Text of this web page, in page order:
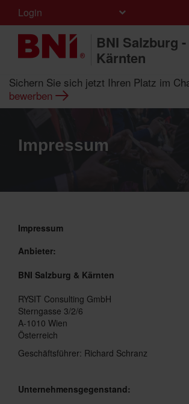
Login
BNI Salzburg -
Kärnten
Sichern Sie sich jetzt Ihren Platz im
bewerben
Impressum
Impressum
Anbieter:
BNI Salzburg & Kärnten
RYSIT Consulting GmbH
Sterngasse 3/2/6
A-1010 Wien
Österreich
Geschäftsführer: Richard Schranz
Unternehmensgegenstand: